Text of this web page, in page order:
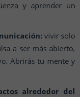
y aprender un
vivir solo
a ser más abierto,
Abrirás tu mente y
alrededor del